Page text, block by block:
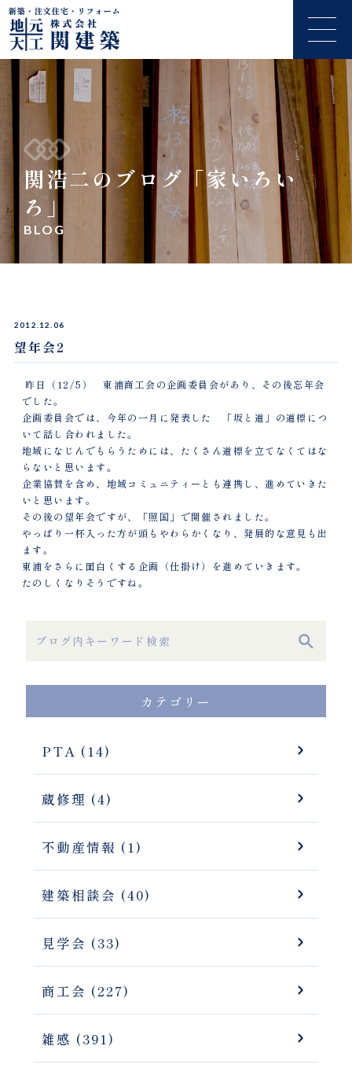
関浩二のブログ「家いろい
ろ」
BLOG
2012.12.06
望年会2
昨日（12/5） 東浦商工会の企画委員会があり、その後忘年会
でした。
企画委員会では、今年の一月に発表した 「坂と道」の道標につ
いて話し合われました。
地域になじんでもらうためには、たくさん道標を立てなくてはな
らないと思います。
企業協賛を含め、地域コミュニティーとも連携し、進めていきた
いと思います。
その後の望年会ですが、「照国」で開催されました。
やっぱり一杯入った方が頭もやわらかくなり、発展的な意見も出
ます。
東浦をさらに面白くする企画（仕掛け）を進めていきます。
たのしくなりそうですね。
カテゴリー
PTA (14)
蔵修理 (4)
不動産情報 (1)
建築相談会 (40)
見学会 (33)
商工会 (227)
雑感 (391)